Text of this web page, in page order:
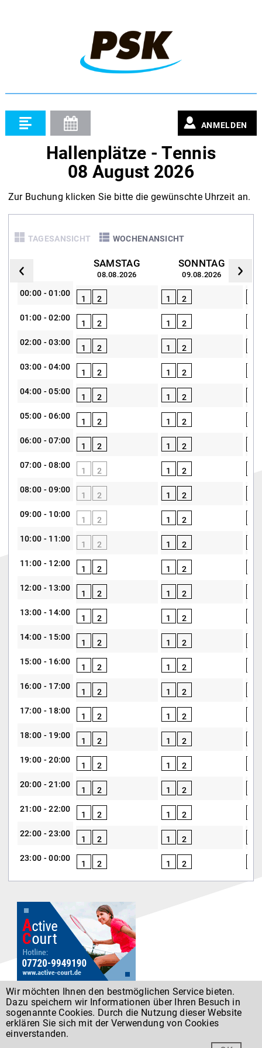
ANMELDEN
Hallenplätze - Tennis
08 August 2026
Zur Buchung klicken Sie bitte die gewünschte Uhrzeit an.
TAGESANSICHT WOCHENANSICHT
00:00 - 01:00
01:00 - 02:00
02:00 - 03:00
03:00 - 04:00
04:00 - 05:00
05:00 - 06:00
06:00 - 07:00
07:00 - 08:00
08:00 - 09:00
09:00 - 10:00
10:00 - 11:00
11:00 - 12:00
12:00 - 13:00
13:00 - 14:00
14:00 - 15:00
15:00 - 16:00
16:00 - 17:00
17:00 - 18:00
18:00 - 19:00
19:00 - 20:00
20:00 - 21:00
21:00 - 22:00
22:00 - 23:00
23:00 - 00:00
SAMSTAG
08.08.2026
SONNTAG
09.08.2026
1 2 1 2
1 2 1 2
1 2 1 2
1 2 1 2
1 2 1 2
1 2 1 2
1 2 1 2
1 2 1 2
1 2 1 2
1 2 1 2
1 2 1 2
1 2 1 2
1 2 1 2
1 2 1 2
1 2 1 2
1 2 1 2
1 2 1 2
1 2 1 2
1 2 1 2
1 2 1 2
1 2 1 2
1 2 1 2
1 2 1 2
1 2 1 2
Datenschutz
Wir möchten Ihnen den bestmöglichen Service bieten.
Dazu speichern wir Informationen über Ihren Besuch in
sogenannte Cookies. Durch die Nutzung dieser Website
erklären Sie sich mit der Verwendung von Cookies
einverstanden.